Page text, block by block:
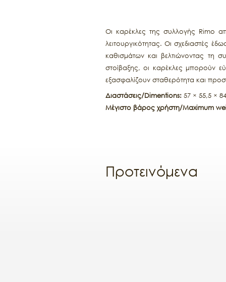
Οι καρέκλες της συλλογής Rimo
λειτουργικότητας. Οι σχεδιαστές
καθισμάτων και βελτιώνοντας τη
στοίβαξης, οι καρέκλες μπορούν
εξασφαλίζουν σταθερότητα και
Διαστάσεις/Dimentions: 57 × 55,5 ×
Μέγιστο βάρος χρήστη/Maximum
Προτεινόμενα